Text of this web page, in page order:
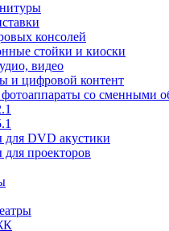
консолей
стойки и киоски
видео
и цифровой контент
со сменными
DVD акустики
проекторов